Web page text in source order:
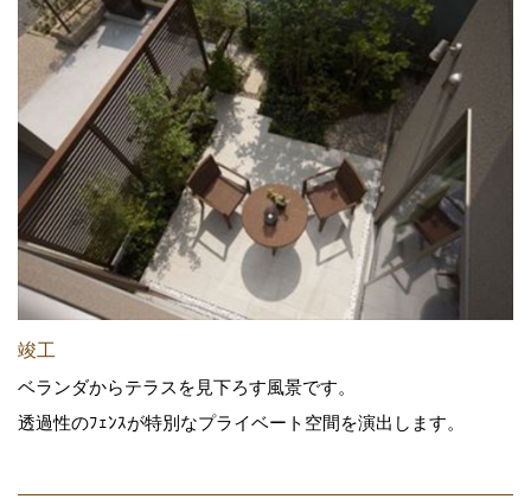
竣工
ベランダからテラスを見下ろす風景です。
透過性のﾌｪﾝｽが特別なプライベート空間を演出します。